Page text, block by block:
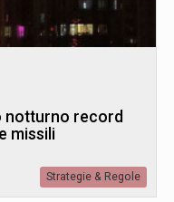
notturno record
missili
Strategie & Regole